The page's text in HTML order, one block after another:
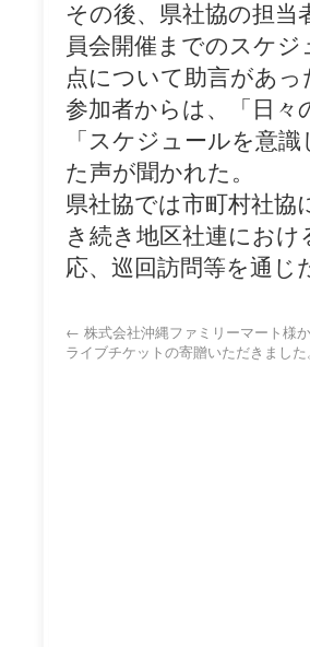
その後、県社協の担当
員会開催までのスケ
点について助言があっ
参加者からは、「日々
「スケジュールを意
た声が聞かれた。
県社協では市町村社
き続き地区社連にお
応、巡回訪問等を通
← 株式会社沖縄ファミリーマート様
ライブチケットの寄贈いただきました。